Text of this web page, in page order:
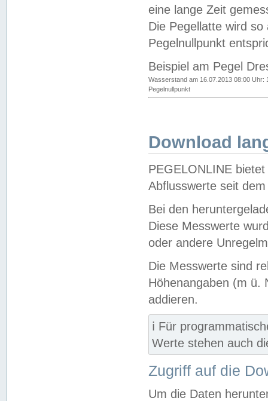
eine lange Zeit
Die Pegellatte wird
Pegelnullpunkt
Beispiel am Pegel
Wasserstand am 16.07.2013 08:00 Uhr:
Pegelnullpunkt
Download
PEGELONLINE
Abflusswerte seit
Bei den
Diese Messwerte
oder andere
Die Messwerte sind
Höhenangaben (m ü.
addieren.
ℹ️ Für
Werte stehen auch
Zugriff auf die
Um die Daten